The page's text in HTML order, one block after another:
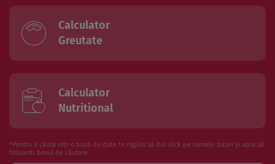
Calculator
Greutate
Calculator
Nutritional
*Pentru a căuta intr-o bază de date te rugăm să dai click pe numele bazei și apoi să
folosesti boxul de căutare